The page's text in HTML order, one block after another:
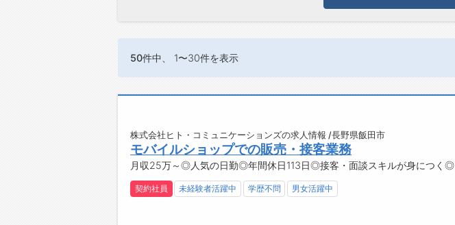
50件中、 1〜30件を表示
株式会社ヒト・コミュニケーションズの求人情報 /長野県飯田市
モバイルショップでの販売・接客業務
月収25万～◎人気の日勤◎年間休日113日◎接客・面談スキルが身につく◎
契約社員 未経験者活躍中 学歴不問 男女活躍中